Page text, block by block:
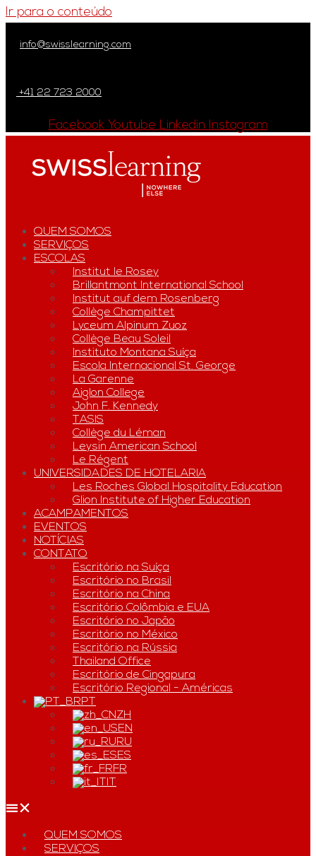
Ir para o conteúdo
info@swisslearning.com
+41 22 723 2000
Facebook Youtube Linkedin Instagram
QUEM SOMOS
SERVIÇOS
ESCOLAS
Institut le Rosey
Brillantmont International School
Institut auf dem Rosenberg
Collège Champittet
Lyceum Alpinum Zuoz
Collège Beau Soleil
Instituto Montana Suíça
Escola Internacional St. George
La Garenne
Aiglon College
John F. Kennedy
TASIS
Collège du Léman
Leysin American School
Le Régent
UNIVERSIDADES DE HOTELARIA
Les Roches Global Hospitality Education
Glion Institute of Higher Education
ACAMPAMENTOS
EVENTOS
NOTÍCIAS
CONTATO
Escritório na Suíça
Escritório no Brasil
Escritório na China
Escritório Colômbia e EUA
Escritório no Japão
Escritório no México
Escritório na Rússia
Thailand Office
Escritório de Cingapura
Escritório Regional - Américas
PT
ZH
EN
RU
ES
FR
QUEM SOMOS
SERVIÇOS